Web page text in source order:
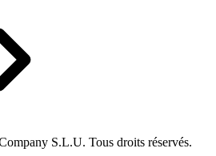
S.L.U. Tous droits réservés.